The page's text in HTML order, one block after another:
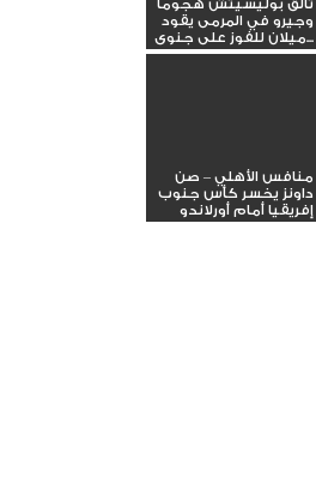
تألق بوليسيتش هجوما
وجيرو في المرمى يقود
ميلان للفوز على جنوى...
منافس الأهلي – صن
داونز يخسر كأس جنوب
إفريقيا أمام أورلاندو
بايرتس